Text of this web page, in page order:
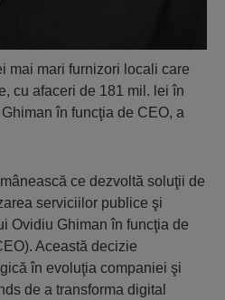
mai mari furnizori locali care
cu afaceri de 181 mil. lei în
în funcţia de CEO, a
ce dezvoltă soluţii de
serviciilor publice şi
Ovidiu Ghiman în funcţia de
Această decizie
în evoluţia companiei şi
de a transforma digital